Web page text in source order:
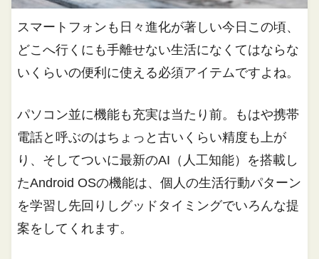
スマートフォンも日々進化が著しい今日この頃、
どこへ行くにも手離せない生活になくてはならな
いくらいの便利に使える必須アイテムですよね。
パソコン並に機能も充実は当たり前。もはや携帯
電話と呼ぶのはちょっと古いくらい精度も上が
り、そしてついに最新のAI（人工知能）を搭載し
たAndroid OSの機能は、個人の生活行動パターン
を学習し先回りしグッドタイミングでいろんな提
案をしてくれます。